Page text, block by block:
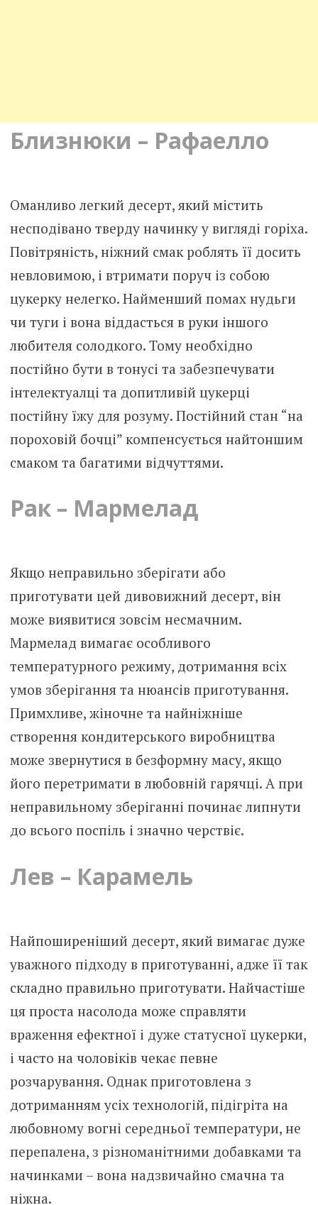
Близнюки – Рафаелло
Оманливо легкий десерт, який містить
несподівано тверду начинку у вигляді горіха.
Повітряність, ніжний смак роблять її досить
невловимою, і втримати поруч із собою
цукерку нелегко. Найменший помах нудьги
чи туги і вона віддасться в руки іншого
любителя солодкого. Тому необхідно
постійно бути в тонусі та забезпечувати
інтелектуалці та допитливій цукерці
постійну їжу для розуму. Постійний стан “на
пороховій бочці” компенсується найтоншим
смаком та багатими відчуттями.
Рак – Мармелад
Якщо неправильно зберігати або
приготувати цей дивовижний десерт, він
може виявитися зовсім несмачним.
Мармелад вимагає особливого
температурного режиму, дотримання всіх
умов зберігання та нюансів приготування.
Примхливе, жіночне та найніжніше
створення кондитерського виробництва
може звернутися в безформну масу, якщо
його перетримати в любовній гарячці. А при
неправильному зберіганні починає липнути
до всього поспіль і значно черствіє.
Лев – Карамель
Найпоширеніший десерт, який вимагає дуже
уважного підходу в приготуванні, адже її так
складно правильно приготувати. Найчастіше
ця проста насолода може справляти
враження ефектної і дуже статусної цукерки,
і часто на чоловіків чекає певне
розчарування. Однак приготовлена ​​з
дотриманням усіх технологій, підігріта на
любовному вогні середньої температури, не
перепалена, з різноманітними добавками та
начинками – вона надзвичайно смачна та
ніжна.